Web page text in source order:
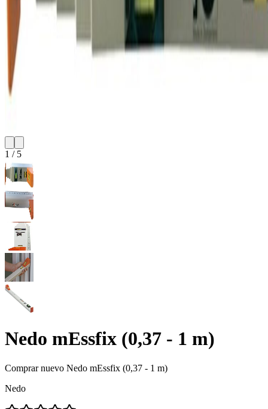
1 / 5
Nedo mEssfix (0,37 - 1 m)
Comprar nuevo Nedo mEssfix (0,37 - 1 m)
Nedo